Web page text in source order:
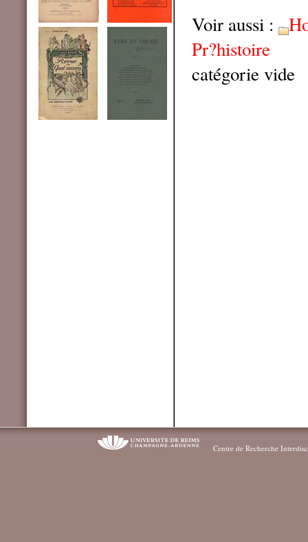
Voir aussi :
Pr?histoire
catégorie vide
Centre de Recherche